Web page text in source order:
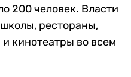
200 человек. Власти
рестораны,
кинотеатры во всем